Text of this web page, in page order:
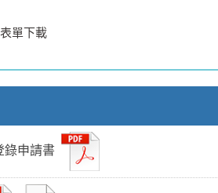
表單下載
錄申請書